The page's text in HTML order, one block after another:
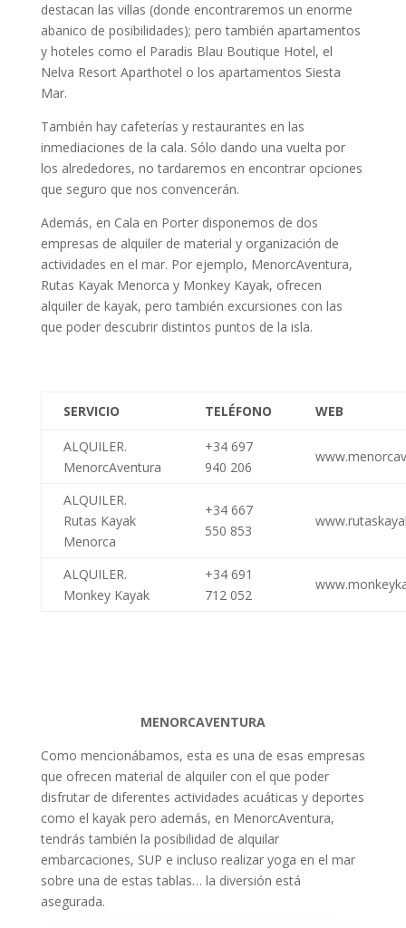
destacan las villas (donde encontraremos un enorme
abanico de posibilidades); pero también apartamentos
y hoteles como el Paradis Blau Boutique Hotel, el
Nelva Resort Aparthotel o los apartamentos Siesta
Mar.
También hay cafeterías y restaurantes en las
inmediaciones de la cala. Sólo dando una vuelta por
los alrededores, no tardaremos en encontrar opciones
que seguro que nos convencerán.
Además, en Cala en Porter disponemos de dos
empresas de alquiler de material y organización de
actividades en el mar. Por ejemplo, MenorcAventura,
Rutas Kayak Menorca y Monkey Kayak, ofrecen
alquiler de kayak, pero también excursiones con las
que poder descubrir distintos puntos de la isla.
SERVICIO TELÉFONO WEB
ALQUILER.
MenorcAventura
+34 697
940 206
ALQUILER.
Rutas Kayak
Menorca
+34 667
550 853
ALQUILER.
Monkey Kayak
+34 691
712 052
MENORCAVENTURA
Como mencionábamos, esta es una de esas empresas
que ofrecen material de alquiler con el que poder
disfrutar de diferentes actividades acuáticas y deportes
como el kayak pero además, en MenorcAventura,
tendrás también la posibilidad de alquilar
embarcaciones, SUP e incluso realizar yoga en el mar
sobre una de estas tablas… la diversión está
asegurada.